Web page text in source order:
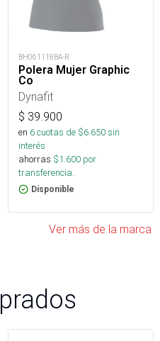
BH061118BA-R
Polera Mujer Graphic
Co
Dynafit
$ 39.900
en 6cuotas de $6.650sin
interés
ahorras $1.600 por
transferencia.
Disponible
Ver más de la marca